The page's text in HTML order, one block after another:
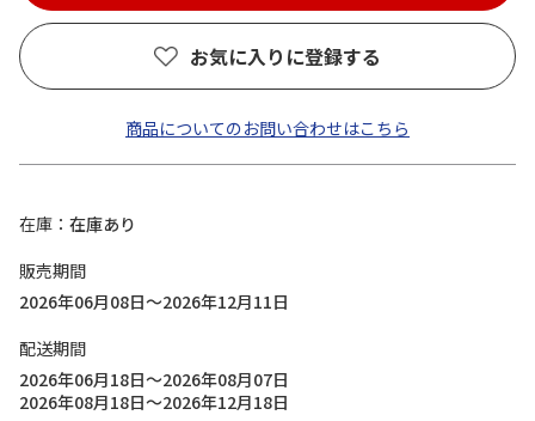
お気に入りに登録する
商品についてのお問い合わせはこちら
在庫
在庫あり
販売期間
2026年06月08日～2026年12月11日
配送期間
2026年06月18日～2026年08月07日
2026年08月18日～2026年12月18日